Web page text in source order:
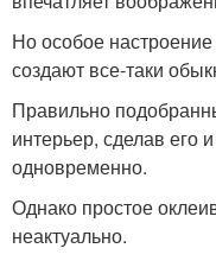
Но особое
создают все-таки
Правильно
интерьер, сделав его
одновременно.
Однако простое
неактуально.